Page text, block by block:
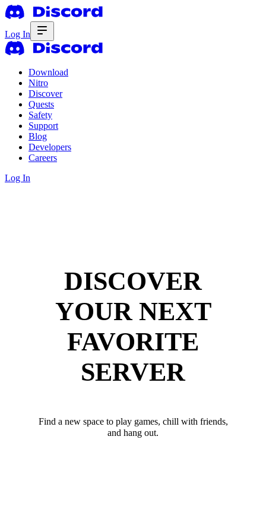
Log In
Download
Nitro
Discover
Quests
Safety
Support
Blog
Developers
Careers
Log In
DISCOVER
YOUR NEXT
FAVORITE
SERVER
Find a new space to play games, chill with friends,
and hang out.